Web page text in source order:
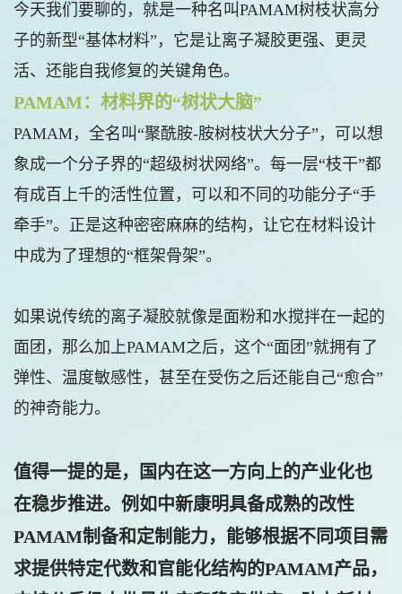
今天我们要聊的，就是一种名叫PAMAM树枝状高分
子的新型“基体材料”，它是让离子凝胶更强、更灵
活、还能自我修复的关键角色。
PAMAM：材料界的“树状大脑”
PAMAM，全名叫“聚酰胺-胺树枝状大分子”，可以想
象成一个分子界的“超级树状网络”。每一层“枝干”都
有成百上千的活性位置，可以和不同的功能分子“手
牵手”。正是这种密密麻麻的结构，让它在材料设计
中成为了理想的“框架骨架”。
如果说传统的离子凝胶就像是面粉和水搅拌在一起的
面团，那么加上PAMAM之后，这个“面团”就拥有了
弹性、温度敏感性，甚至在受伤之后还能自己“愈合”
的神奇能力。
值得一提的是，国内在这一方向上的产业化也
在稳步推进。例如 中新康明具备成熟的改性
PAMAM制备和定制能力，能够根据不同项目需
求提供特定代数和官能化结构的PAMAM产品，